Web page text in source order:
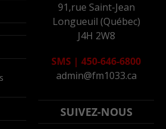
91,rue Saint-Jean
Longueuil (Québec)
J4H 2W8
SMS | 450-646-6800
admin@fm1033.ca
SUIVEZ-NOUS